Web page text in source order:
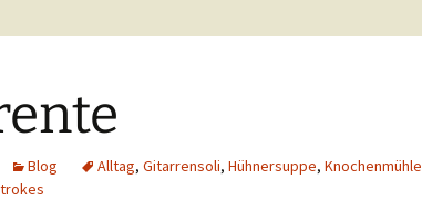
Blog Alltag, Gitarrensoli, Hühnersuppe, Knochenmühle